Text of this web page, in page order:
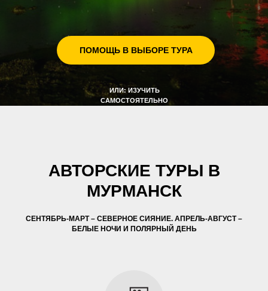
ПОМОЩЬ В ВЫБОРЕ ТУРА
ИЛИ: ИЗУЧИТЬ
САМОСТОЯТЕЛЬНО
АВТОРСКИЕ ТУРЫ В
МУРМАНСК
СЕНТЯБРЬ-МАРТ – СЕВЕРНОЕ СИЯНИЕ. АПРЕЛЬ-АВГУСТ –
БЕЛЫЕ НОЧИ И ПОЛЯРНЫЙ ДЕНЬ